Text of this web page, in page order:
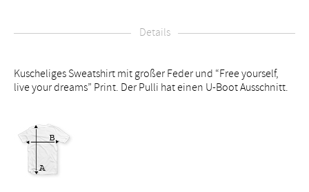
Details
Kuscheliges Sweatshirt mit großer Feder und “Free yourself,
live your dreams” Print. Der Pulli hat einen U-Boot Ausschnitt.